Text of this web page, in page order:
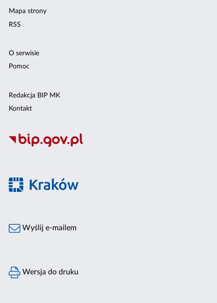
Mapa strony
RSS
O serwisie
Pomoc
Redakcja BIP MK
Kontakt
Wyślij e-mailem
Wersja do druku